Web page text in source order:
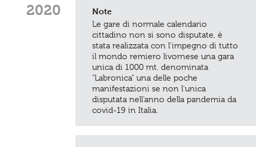
2020
Note
Le gare di normale calendario
cittadino non si sono disputate, è
stata realizzata con l'impegno di tutto
il mondo remiero livornese una gara
unica di 1000 mt. denominata
"Labronica" una delle poche
manifestazioni se non l'unica
disputata nell'anno della pandemia da
covid-19 in Italia.